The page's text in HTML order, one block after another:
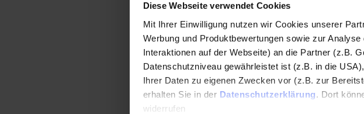
Diese Webseite verwendet Cookies
Mit Ihrer Einwilligung nutzen wir Cookies unserer
Werbung und Produktbewertungen sowie zur
Interaktionen auf der Webseite) an die Partner (z.B.
Datenschutzniveau gewährleistet ist (z.B. in die
Ihrer Daten zu eigenen Zwecken vor (z.B. zur
erhalten Sie in der Datenschutzerklärung. Dort
widerrufen